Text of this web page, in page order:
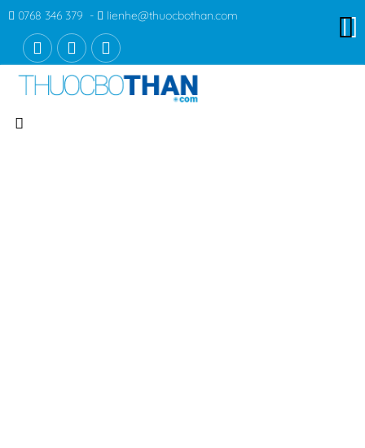
0768 346 379 - lienhe@thuocbothan.com